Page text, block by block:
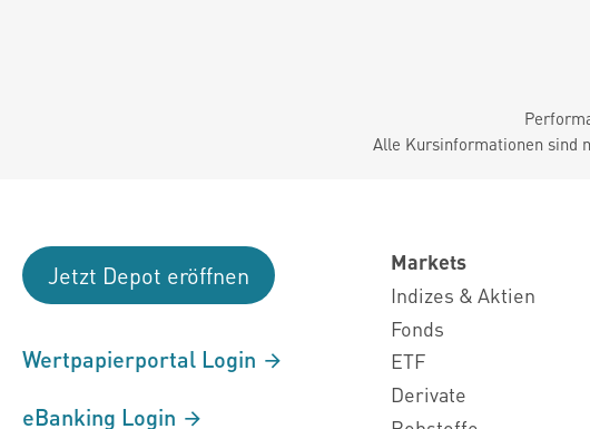
Alle Kursinformationen sind
Jetzt Depot eröffnen
Wertpapierportal Login
eBanking Login
Markets
Indizes & Aktien
Fonds
ETF
Derivate